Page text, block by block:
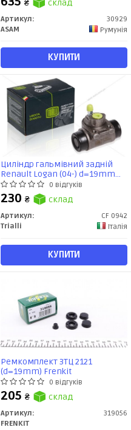
₴ склад
Артикул:
30929
ASAM
Румунія
КУПИТИ
Циліндр гальмівний задній
Renault Logan (04-) d=19mm
(CF 0942) TRIALLI0 відгуків
230 ₴ склад
Артикул:
CF 0942
Trialli
Італія
КУПИТИ
Ремкомплект ЗТЦ 2121
(d=19mm) Frenkit
0 відгуків
205 ₴ склад
Артикул:
319056
FRENKIT